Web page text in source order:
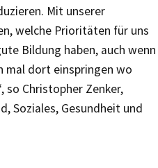
Mit unserer
welche Prioritäten für uns
Bildung haben, auch wenn
mal dort einspringen wo
so Christopher Zenker,
Soziales, Gesundheit und